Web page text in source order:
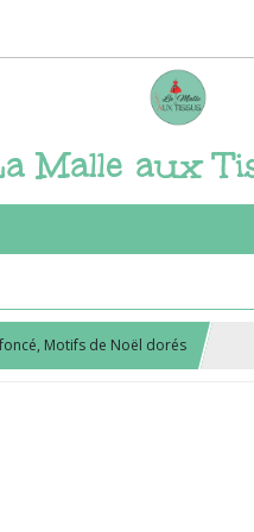
Malle aux
Motifs de Noël dorés